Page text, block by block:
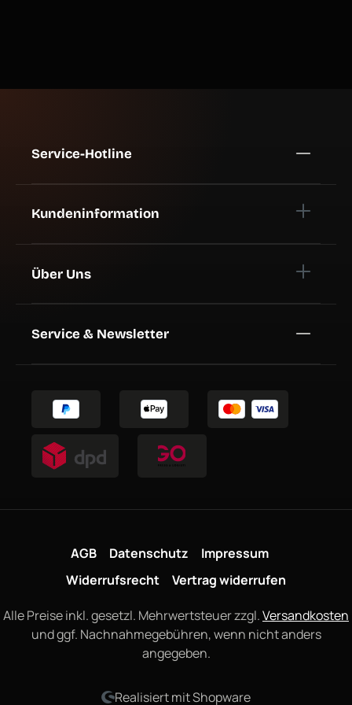
Service-Hotline
Kundeninformation
Über Uns
Service & Newsletter
AGB Datenschutz
Impressum
Widerrufsrecht
Vertrag widerrufen
Alle Preise inkl. gesetzl. Mehrwertsteuer zzgl.Versandkosten
und ggf. Nachnahmegebühren, wenn nicht anders
angegeben.
Realisiert mit Shopware